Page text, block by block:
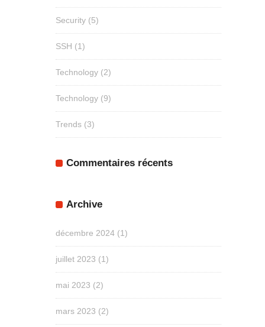
Security (5)
SSH (1)
Technology (2)
Technology (9)
Trends (3)
Commentaires récents
Archive
décembre 2024 (1)
juillet 2023 (1)
mai 2023 (2)
mars 2023 (2)